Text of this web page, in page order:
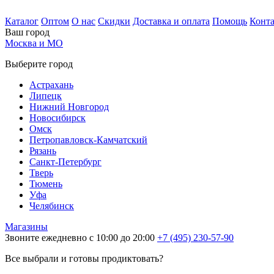
Каталог Оптом О нас Скидки Доставка и оплата Помощь
Ваш город
Москва и МО
Выберите город
Астрахань
Липецк
Нижний Новгород
Новосибирск
Омск
Петропавловск-Камчатский
Рязань
Санкт-Петербург
Тверь
Тюмень
Уфа
Челябинск
Магазины
Звоните ежедневно с 10:00 до 20:00 +7 (495) 230-57-90
Все выбрали и готовы продиктовать?